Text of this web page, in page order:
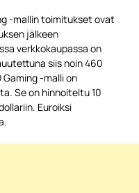
-mallin toimitukset ovat
jälkeen
verkkokaupassa on
siis noin 460
Gaming -malli on
Se on hinnoiteltu 10
Euroiksi